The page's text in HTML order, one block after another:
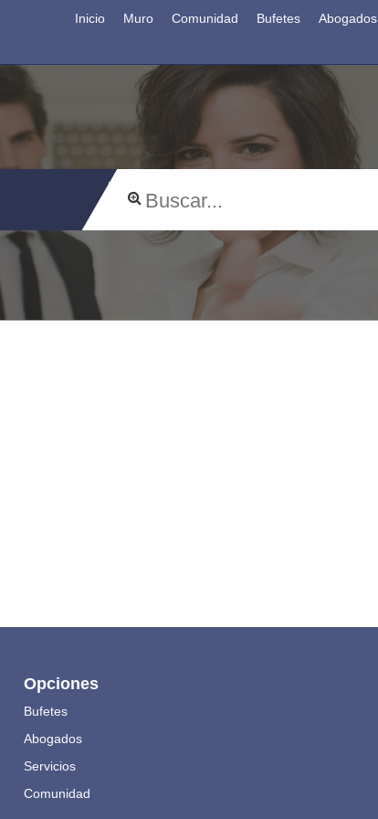
Inicio Muro Comunidad Bufetes Abogados
Opciones
Bufetes
Abogados
Servicios
Comunidad